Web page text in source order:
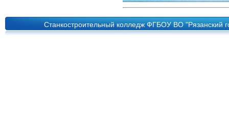
Станкостроительный колледж ФГБОУ ВО "Рязанский